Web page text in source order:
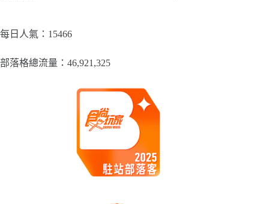
類
每日人氣：15466
部落格總流量：​46,921,325